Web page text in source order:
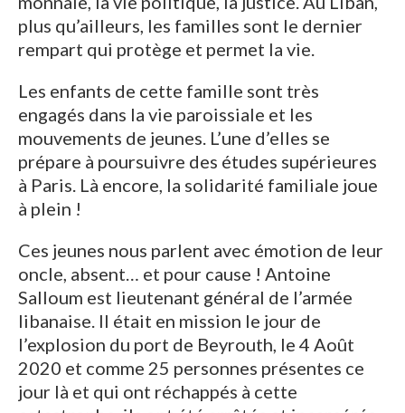
plus qu’ailleurs, les familles sont le dernier
rempart qui protège et permet la vie.
Les enfants de cette famille sont très
engagés dans la vie paroissiale et les
mouvements de jeunes. L’une d’elles se
prépare à poursuivre des études supérieures
à Paris. Là encore, la solidarité familiale joue
à plein !
Ces jeunes nous parlent avec émotion de leur
oncle, absent… et pour cause ! Antoine
Salloum est lieutenant général de l’armée
libanaise. Il était en mission le jour de
l’explosion du port de Beyrouth, le 4 Août
2020 et comme 25 personnes présentes ce
jour là et qui ont réchappés à cette